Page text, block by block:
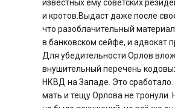
известных ему советских
и кротов.Выдаст даже после
что разоблачительный
в банковском сейфе, и адвокат
Для убедительности Орлов
внушительный перечень
НКВД на Западе. Это
мать и тёщу Орлова не тронули.